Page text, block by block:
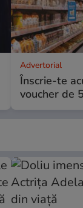
Advertorial
Înscrie-te
voucher de